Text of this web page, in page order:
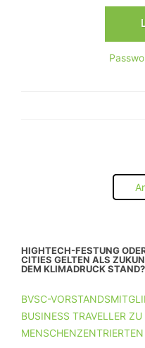
HIGHTECH-FESTUNG
CITIES GELTEN ALS
DEM KLIMADRUCK STAND?
BVSC-
BUSINESS TRAVELLER